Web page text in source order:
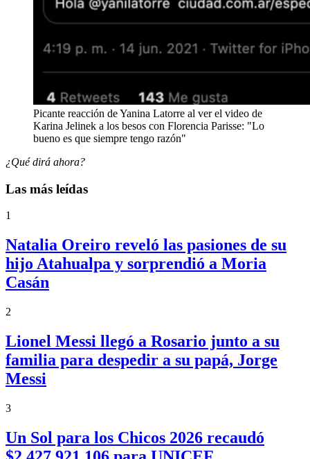
Picante reacción de Yanina Latorre al ver el video de
Karina Jelinek a los besos con Florencia Parisse: "Lo
bueno es que siempre tengo razón"
¿Qué dirá ahora?
Las más leídas
1
Natalia Oreiro reveló las pasiones de su
hijo Atahualpa y sorprendió a Moria
Casán
2
Lionel Messi llegó a Rosario junto a su
familia para despedir a su papá, Jorge
Messi
3
Un Sol para los Chicos 2026 recaudó